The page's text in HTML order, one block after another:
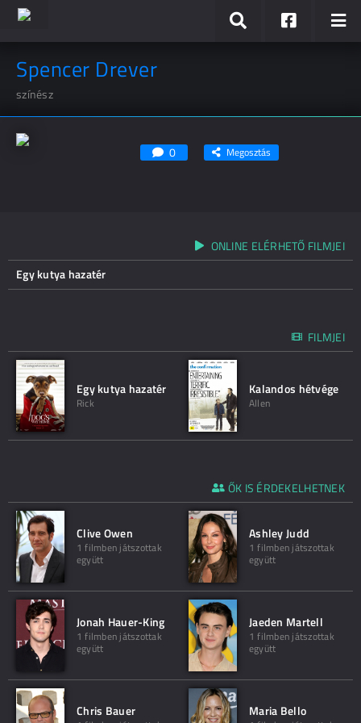
Spencer Drever
színész
0 Megosztás
ONLINE ELÉRHETŐ FILMJEI
Egy kutya hazatér
FILMJEI
Egy kutya hazatér
Rick
Kalandos hétvége
Allen
ŐK IS ÉRDEKELHETNEK
Clive Owen
1 filmben játszottak
együtt
Ashley Judd
1 filmben játszottak
együtt
Jonah Hauer-King
1 filmben játszottak
együtt
Jaeden Martell
1 filmben játszottak
együtt
Chris Bauer Maria Bello